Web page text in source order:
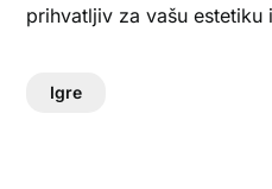
prihvatljiv za vašu estetiku
Igre